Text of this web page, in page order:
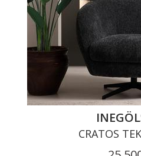
CRATOS